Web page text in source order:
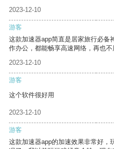
2023-12-10
游客
这款加速器app简直是居家旅行必备
作办公，都能畅享高速网络，再也不
2023-12-10
游客
这个软件很好用
2023-12-10
游客
这款加速器app的加速效果非常好，